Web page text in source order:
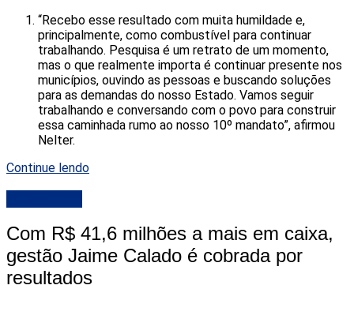
“Recebo esse resultado com muita humildade e,
principalmente, como combustível para continuar
trabalhando. Pesquisa é um retrato de um momento,
mas o que realmente importa é continuar presente nos
municípios, ouvindo as pessoas e buscando soluções
para as demandas do nosso Estado. Vamos seguir
trabalhando e conversando com o povo para construir
essa caminhada rumo ao nosso 10º mandato”, afirmou
Nelter.
Continue lendo
Com R$ 41,6 milhões a mais em caixa,
gestão Jaime Calado é cobrada por
resultados